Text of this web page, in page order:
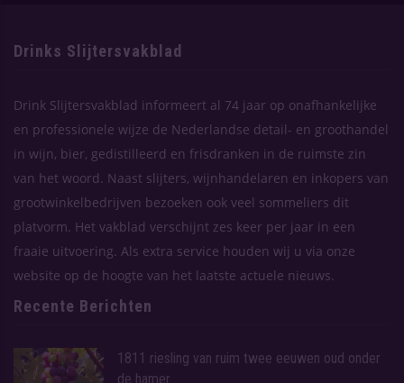
Drinks Slijtersvakblad
Drink Slijtersvakblad informeert al 74 jaar op onafhankelijke
en professionele wijze de Nederlandse detail- en groothandel
in wijn, bier, gedistilleerd en frisdranken in de ruimste zin
van het woord. Naast slijters, wijnhandelaren en inkopers van
grootwinkelbedrijven bezoeken ook veel sommeliers dit
platvorm. Het vakblad verschijnt zes keer per jaar in een
fraaie uitvoering. Als extra service houden wij u via onze
website op de hoogte van het laatste actuele nieuws.
Recente Berichten
1811 riesling van ruim twee eeuwen oud onder
de hamer